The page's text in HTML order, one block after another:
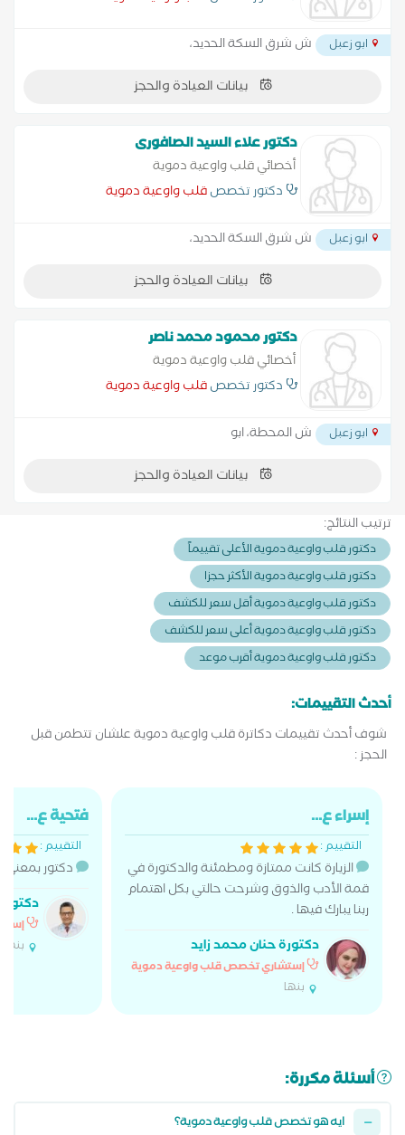
ابو زعبل ش شرق السكة الحديد،
بيانات العيادة والحجز
دكتور علاء السيد الصافورى
أخصائي قلب واوعية دموية
دكتور تخصصقلب واوعية دموية
ابو زعبل ش شرق السكة الحديد،
بيانات العيادة والحجز
دكتور محمود محمد ناصر
أخصائي قلب واوعية دموية
دكتور تخصصقلب واوعية دموية
ابو زعبل ش المحطة، ابو
بيانات العيادة والحجز
ترتيب النتائج:
دكتور قلب واوعية دموية الأعلى تقييماً
دكتور قلب واوعية دموية الأكثر حجزا
دكتور قلب واوعية دموية أقل سعر للكشف
دكتور قلب واوعية دموية أعلى سعر للكشف
دكتور قلب واوعية دموية أقرب موعد
أحدث التقييمات:
شوف أحدث تقييمات دكاترة قلب واوعية دموية علشان تتطمن قبل
الحجز :
إسراء ع...
التقييم :
الزيارة كانت ممتازة ومطمئنة والدكتورة في
قمة الأدب والذوق وشرحت حالتي بكل اهتمام
ربنا يبارك فيها .
دكتورة حنان محمد زايد
إستشاري تخصص قلب واوعية دموية
بنها
فتحية ع...
التقييم :
دكتور بمعني
بنها
أسئلة مكررة:
ايه هو تخصص قلب واوعية دموية؟